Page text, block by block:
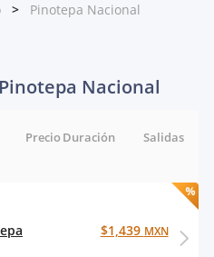
Pinotepa Nacional
Nacional
Salidas
Duración
Precio
$1,439 MXN